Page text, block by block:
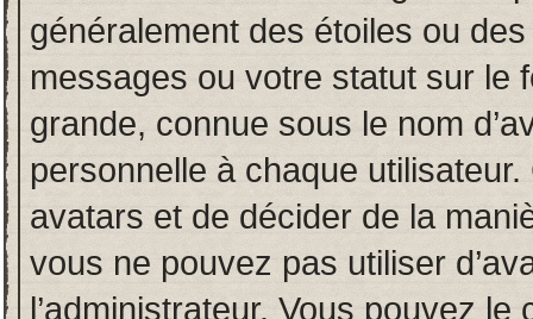
généralement des étoiles ou
messages ou votre statut sur le
grande, connue sous le nom
personnelle à chaque utilisateur.
avatars et de décider de la
vous ne pouvez pas utiliser
l’administrateur. Vous pouvez